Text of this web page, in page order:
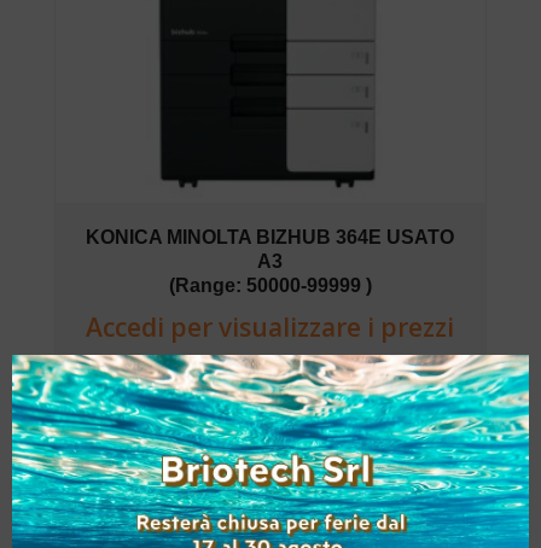
KONICA MINOLTA BIZHUB 364E USATO
A3
(Range: 50000-99999 )
Accedi per visualizzare i prezzi